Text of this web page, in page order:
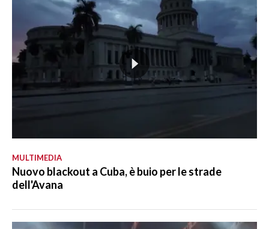
MULTIMEDIA
Nuovo blackout a Cuba, è buio per le strade
dell'Avana